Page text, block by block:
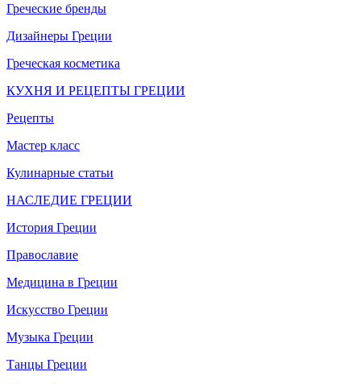
Греческие бренды
Дизайнеры Греции
Греческая косметика
КУХНЯ И РЕЦЕПТЫ ГРЕЦИИ
Рецепты
Мастер класс
Кулинарные статьи
НАСЛЕДИЕ ГРЕЦИИ
История Греции
Православие
Медицина в Греции
Искусство Греции
Музыка Греции
Танцы Греции